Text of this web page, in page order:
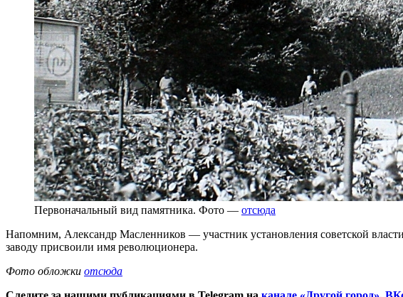
Первоначальный вид памятника. Фото — отсюда
Напомним, Александр Масленников — участник установления советской
заводу присвоили имя революционера.
Фото обложки отсюда